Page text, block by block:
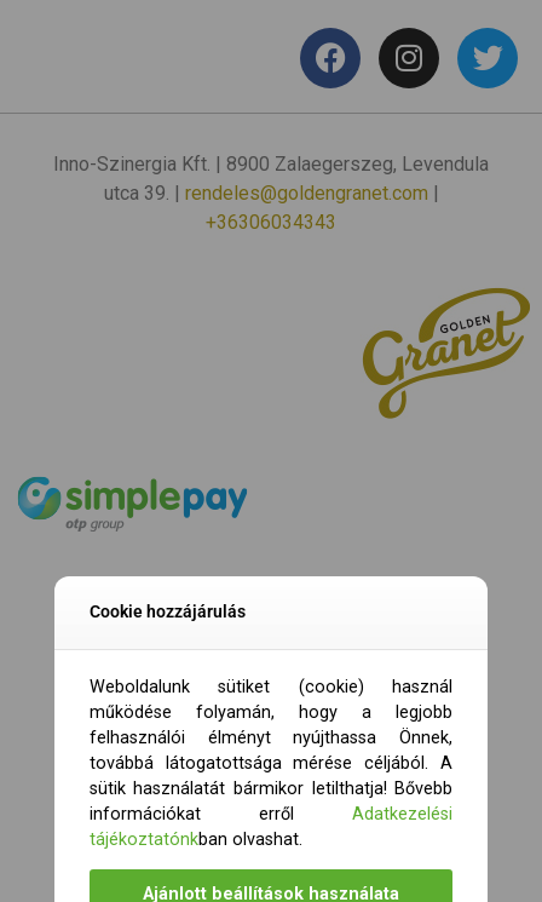
Inno-Szinergia Kft. | 8900 Zalaegerszeg, Levendula
utca 39. | rendeles@goldengranet.com |
+36306034343
Cookie hozzájárulás
Weboldalunk sütiket (cookie) használ
működése folyamán, hogy a legjobb
felhasználói élményt nyújthassa Önnek,
továbbá látogatottsága mérése céljából. A
sütik használatát bármikor letilthatja! Bővebb
információkat errőlAdatkezelési
tájékoztatónkban olvashat.
Ajánlott beállítások használata